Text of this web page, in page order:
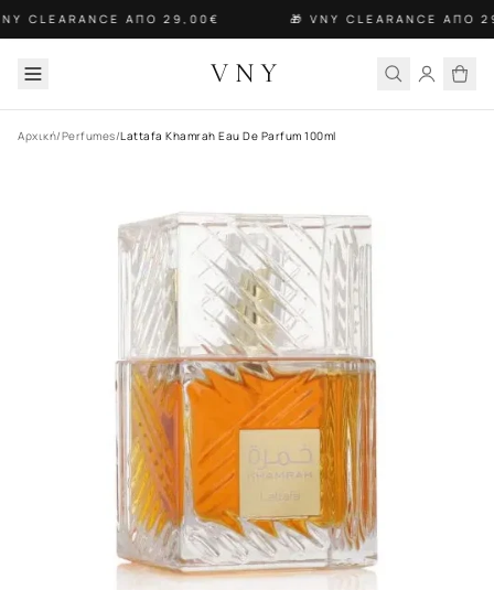
CLEARANCE ΑΠΟ 29,00€ 🎁 VNY CLEARANCE ΑΠΟ
VNY
Αρχική/Perfumes/Lattafa Khamrah Eau De Parfum 100ml